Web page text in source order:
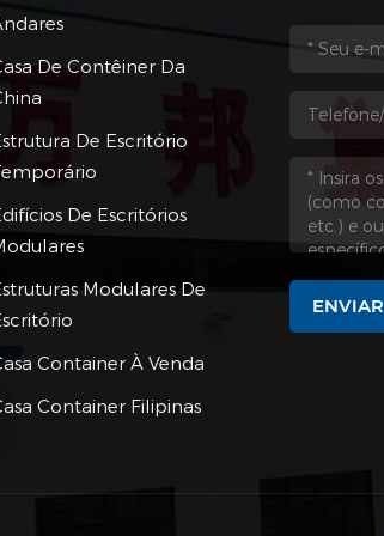
De Contêiner Da
De Escritório
De Escritórios
Modulares De
Container À Venda
Container Filipinas
ENVIAR